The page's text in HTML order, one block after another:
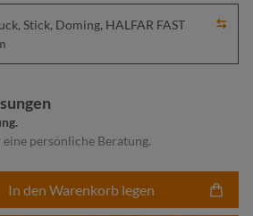
Stick, Doming, HALFAR FAST
eine persönliche Beratung.
Gib den gewünschten
In den Warenkorb legen